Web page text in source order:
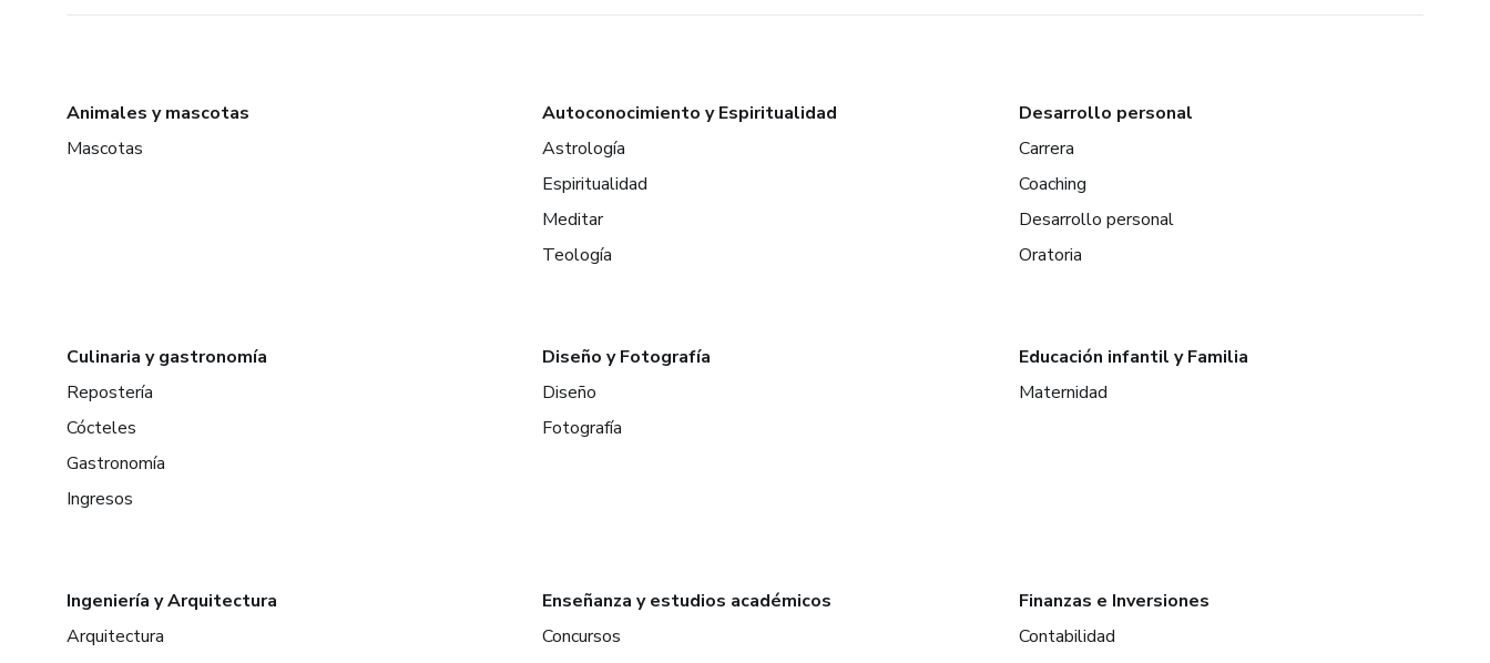
Animales y mascotas
Mascotas
Autoconocimiento y Espiritualidad
Astrología
Espiritualidad
Meditar
Teología
Desarrollo personal
Carrera
Coaching
Desarrollo personal
Oratoria
Culinaria y gastronomía
Repostería
Cócteles
Gastronomía
Ingresos
Diseño y Fotografía
Diseño
Fotografía
Educación infantil y Familia
Maternidad
Ingeniería y Arquitectura
Arquitectura
Enseñanza y estudios académicos
Concursos
Finanzas e Inversiones
Contabilidad